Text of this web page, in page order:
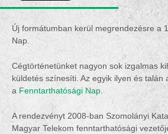
Új formátumban kerül megrendezésre a
Nap.
Cégtörténetünket nagyon sok izgalmas
küldetés színesíti. Az egyik ilyen és talán
a Fenntarthatósági Nap
A rendezvényt 2008-ban Szomolányi
Magyar Telekom fenntarthatósági